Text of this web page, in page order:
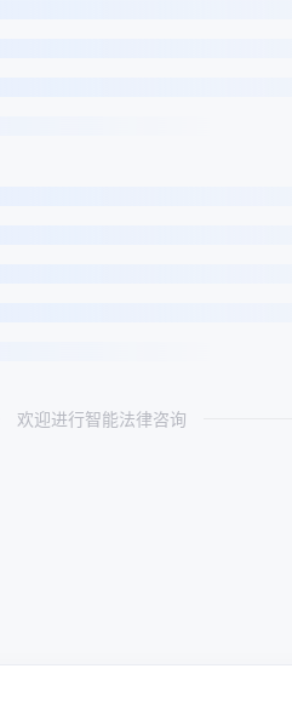
欢迎进行智能法律咨询